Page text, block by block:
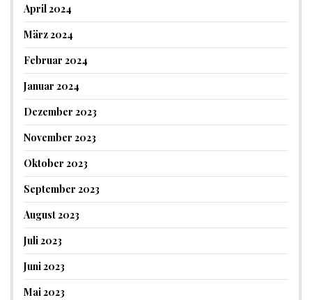
April 2024
März 2024
Februar 2024
Januar 2024
Dezember 2023
November 2023
Oktober 2023
September 2023
August 2023
Juli 2023
Juni 2023
Mai 2023